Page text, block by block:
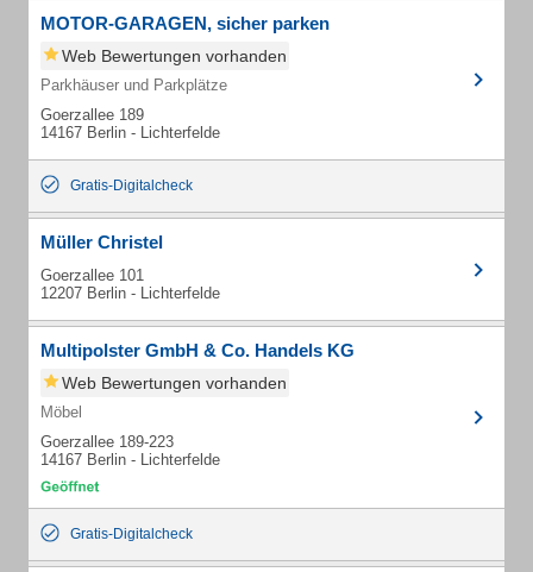
MOTOR-GARAGEN, sicher parken
Web Bewertungen vorhanden
Parkhäuser und Parkplätze
Goerzallee 189
14167 Berlin - Lichterfelde
Gratis-Digitalcheck
Müller Christel
Goerzallee 101
12207 Berlin - Lichterfelde
Multipolster GmbH & Co. Handels KG
Web Bewertungen vorhanden
Möbel
Goerzallee 189-223
14167 Berlin - Lichterfelde
Gratis-Digitalcheck